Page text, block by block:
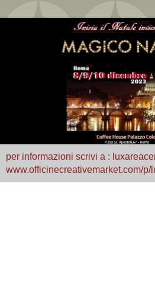
per informazioni scrivi a :
www.officinecreativemarket.com/p/